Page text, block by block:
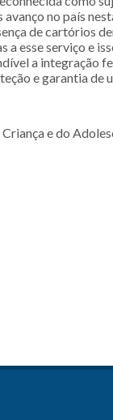
no país
de cartórios
esse serviço e
a integração
e garantia de
e do